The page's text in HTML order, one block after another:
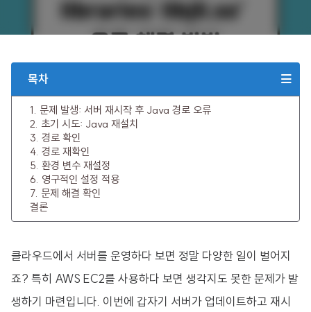
목차
1. 문제 발생: 서버 재시작 후 Java 경로 오류
2. 초기 시도: Java 재설치
3. 경로 확인
4. 경로 재확인
5. 환경 변수 재설정
6. 영구적인 설정 적용
7. 문제 해결 확인
결론
클라우드에서 서버를 운영하다 보면 정말 다양한 일이 벌어지
죠? 특히 AWS EC2를 사용하다 보면 생각지도 못한 문제가 발
생하기 마련입니다. 이번에 갑자기 서버가 업데이트하고 재시